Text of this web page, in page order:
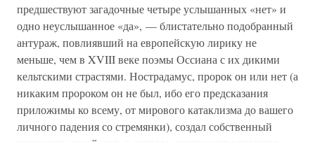
предшествуют загадочные четыре услышанных «нет» и
одно неуслышанное «да», — блистательно подобранный
антураж, повлиявший на европейскую лирику не
меньше, чем в XVIII веке поэмы Оссиана с их дикими
кельтскими страстями. Нострадамус, пророк он или нет (а
никаким пророком он не был, ибо его предсказания
приложимы ко всему, от мирового катаклизма до вашего
личного падения со стремянки), создал собственный